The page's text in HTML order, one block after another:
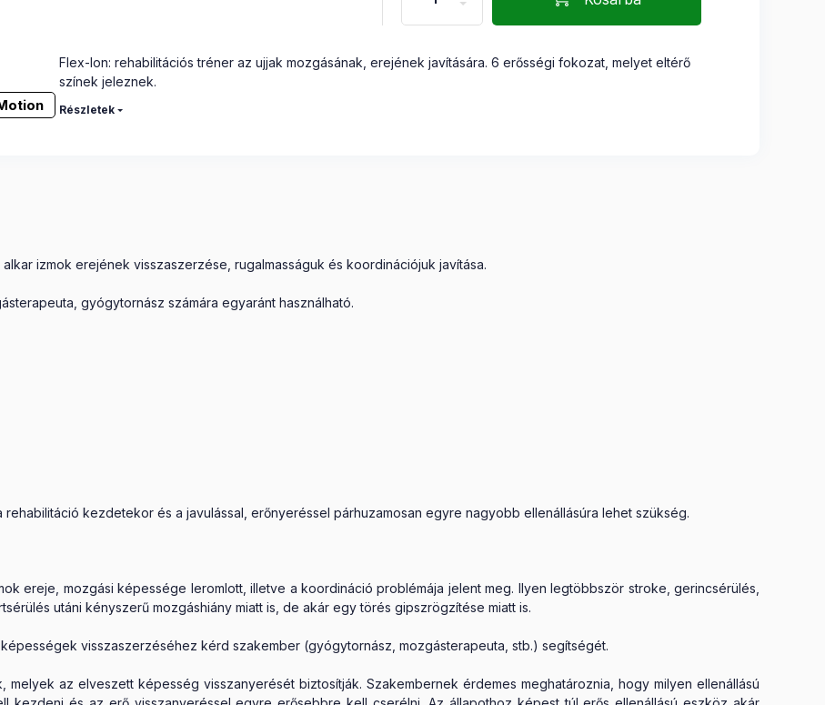
Flex-Ion: rehabilitációs tréner az ujjak mozgásának, erejének javítására. 6 erősségi fokozat, melyet eltérő
színek jeleznek.
Részletek
izmok erejének visszaszerzése, rugalmasságuk és koordinációjuk javítása.
gyógytornász számára egyaránt használható.
kezdetekor és a javulással, erőnyeréssel párhuzamosan egyre nagyobb ellenállásúra lehet szükség.
ereje, mozgási képessége leromlott, illetve a koordináció problémája jelent meg. Ilyen legtöbbször stroke, gerincsérülés,
utáni kényszerű mozgáshiány miatt is, de akár egy törés gipszrögzítése miatt is.
visszaszerzéséhez kérd szakember (gyógytornász, mozgásterapeuta, stb.) segítségét.
az elveszett képesség visszanyerését biztosítják. Szakembernek érdemes meghatároznia, hogy milyen ellenállású